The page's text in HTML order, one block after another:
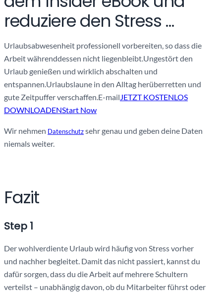
reduziere den Stress …
Urlaubsabwesenheit professionell vorbereiten, so dass die
Arbeit währenddessen nicht liegenbleibt. Ungestört den
Urlaub genießen und wirklich abschalten und
entspannen. Urlaubslaune in den Alltag herüberretten und
gute Zeitpuffer verschaffen. E-mail JETZT KOSTENLOS
DOWNLOADENStart Now
Wir nehmen Datenschutzsehr genau und geben deine Daten
niemals weiter.
Fazit
Step 1
Der wohlverdiente Urlaub wird häufig von Stress vorher
und nachher begleitet. Damit das nicht passiert, kannst du
dafür sorgen, dass du die Arbeit auf mehrere Schultern
verteilst – unabhängig davon, ob du Mitarbeiter führst oder